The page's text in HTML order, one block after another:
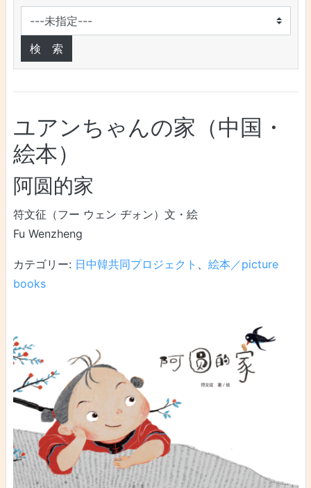
ユアンちゃんの家（中国・
絵本）
阿圆的家
符文征（フー ウェン ヂォン）文・絵
Fu Wenzheng
カテゴリー: 日中韓共同プロジェクト 、 絵本／picture
books